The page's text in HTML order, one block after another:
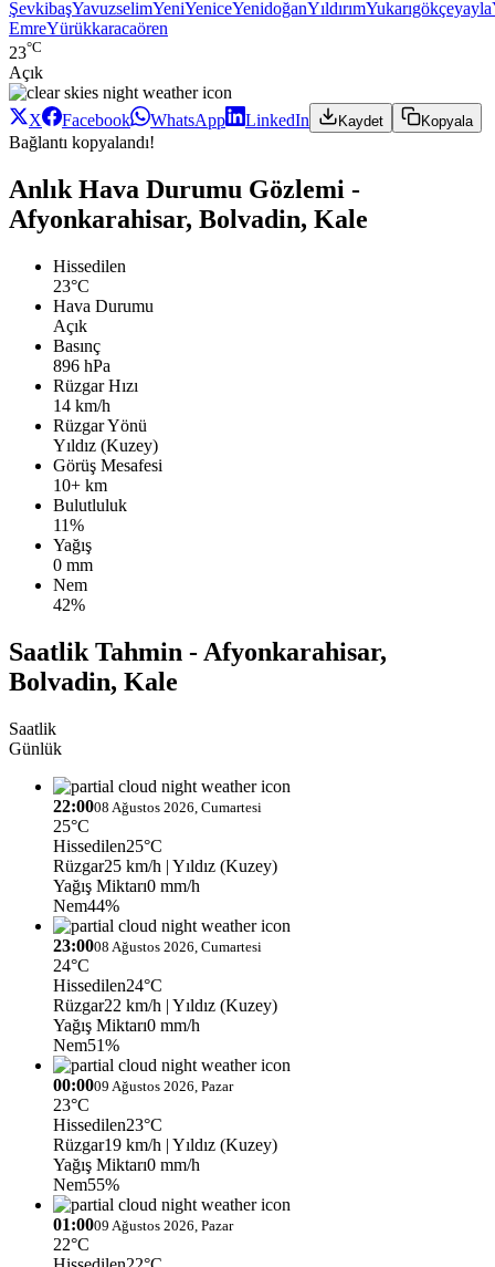
ŞevkibaşYavuzselimYeniYeniceYenidoğanYıldırımYukarıgökçeyayla
EmreYürükkaracaören
23°C
Açık
X Facebook WhatsApp LinkedIn Kaydet Kopyala
Bağlantı kopyalandı!
Anlık Hava Durumu Gözlemi -
Afyonkarahisar, Bolvadin, Kale
Hissedilen
23°C
Hava Durumu
Açık
Basınç
896 hPa
Rüzgar Hızı
14 km/h
Rüzgar Yönü
Yıldız (Kuzey)
Görüş Mesafesi
10+ km
Bulutluluk
11%
Yağış
0 mm
Nem
42%
Saatlik Tahmin - Afyonkarahisar,
Bolvadin, Kale
Saatlik
Günlük
22:0008 Ağustos 2026, Cumartesi
25°C
Hissedilen25°C
Rüzgar25 km/h | Yıldız (Kuzey)
Yağış Miktarı0 mm/h
Nem44%
23:0008 Ağustos 2026, Cumartesi
24°C
Hissedilen24°C
Rüzgar22 km/h | Yıldız (Kuzey)
Yağış Miktarı0 mm/h
Nem51%
00:0009 Ağustos 2026, Pazar
23°C
Hissedilen23°C
Rüzgar19 km/h | Yıldız (Kuzey)
Yağış Miktarı0 mm/h
Nem55%
01:0009 Ağustos 2026, Pazar
22°C